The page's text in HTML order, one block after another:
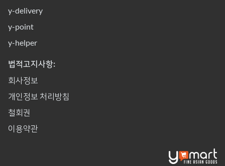
y-delivery
y-point
y-helper
법적고지사항:
회사정보
개인정보 처리방침
철회권
이용약관